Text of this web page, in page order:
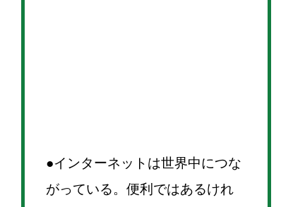
●インターネットは世界中につな
がっている。便利ではあるけれ